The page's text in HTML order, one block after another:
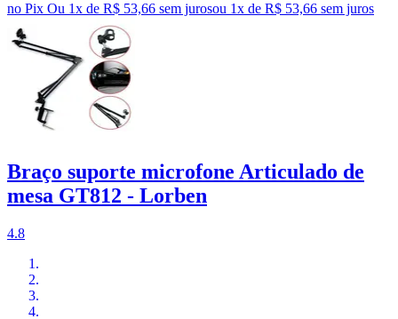
no Pix Ou 1x de R$ 53,66 sem jurosou 1x de R$ 53,66 sem juros
Braço suporte microfone Articulado de
mesa GT812 - Lorben
4.8